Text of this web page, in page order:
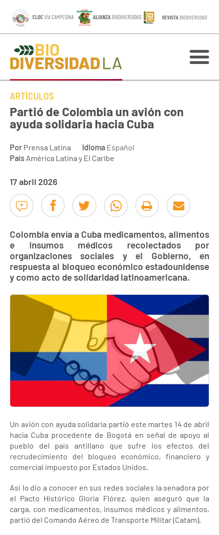
ARTÍCULOS
Partió de Colombia un avión con
ayuda solidaria hacia Cuba
Por Prensa Latina Idioma Español
País América Latina y El Caribe
17 abril 2026
Colombia envía a Cuba medicamentos, alimentos
e insumos médicos recolectados por
organizaciones sociales y el Gobierno, en
respuesta al bloqueo económico estadounidense
y como acto de solidaridad latinoamericana.
Un avión con ayuda solidaria partió este martes 14 de abril
hacia Cuba procedente de Bogotá en señal de apoyo al
pueblo del país antillano que sufre los efectos del
recrudecimiento del bloqueo económico, financiero y
comercial impuesto por Estados Unidos.
Así lo dio a conocer en sus redes sociales la senadora por
el Pacto Histórico Gloria Flórez, quien aseguró que la
carga, con medicamentos, insumos médicos y alimentos,
partió del Comando Aéreo de Transporte Militar (Catam).